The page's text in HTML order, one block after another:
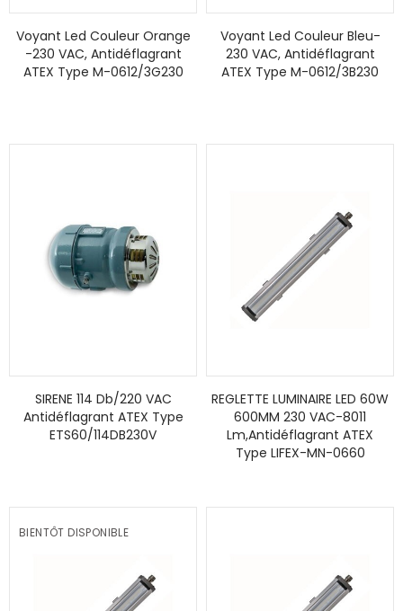
Voyant Led Couleur Orange
-230 VAC, Antidéflagrant
ATEX Type M-0612/3G230
Voyant Led Couleur Bleu-
230 VAC, Antidéflagrant
ATEX Type M-0612/3B230
SIRENE 114 Db/220 VAC
Antidéflagrant ATEX Type
ETS60/114DB230V
REGLETTE LUMINAIRE LED 60W
600MM 230 VAC-8011
Lm,Antidéflagrant ATEX
Type LIFEX-MN-0660
BIENTÔT DISPONIBLE